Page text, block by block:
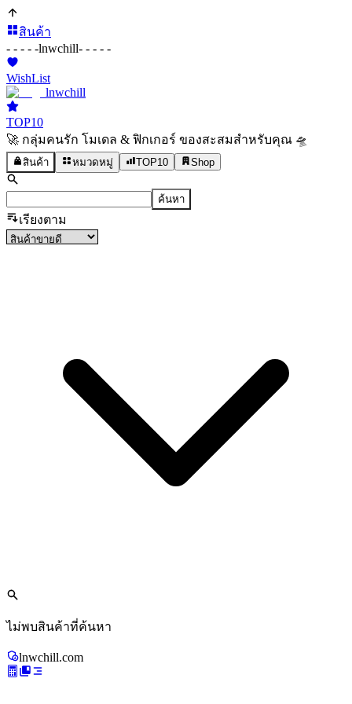
สินค้า
- - - - -lnwchill- - - - -
WishList
lnwchill
TOP10
🚀 กลุ่มคนรัก โมเดล & ฟิกเกอร์ ของสะสมสำหรับคุณ 🛸
สินค้า หมวดหมู่ TOP10 Shop
ค้นหา
เรียงตาม
ไม่พบสินค้าที่ค้นหา
lnwchill.com